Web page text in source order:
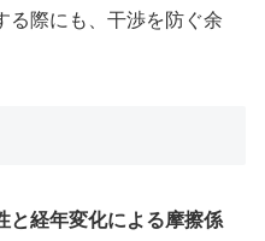
る際にも、干渉を防ぐ余
と経年変化による摩擦係